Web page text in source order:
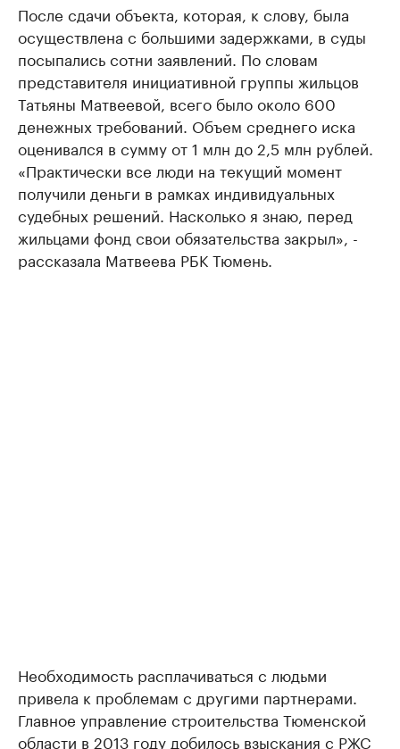
После сдачи объекта, которая, к слову, была
осуществлена с большими задержками, в суды
посыпались сотни заявлений. По словам
представителя инициативной группы жильцов
Татьяны Матвеевой, всего было около 600
денежных требований. Объем среднего иска
оценивался в сумму от 1 млн до 2,5 млн рублей.
«Практически все люди на текущий момент
получили деньги в рамках индивидуальных
судебных решений. Насколько я знаю, перед
жильцами фонд свои обязательства закрыл», -
рассказала Матвеева РБК Тюмень.
Необходимость расплачиваться с людьми
привела к проблемам с другими партнерами.
Главное управление строительства Тюменской
области в 2013 году добилось взыскания с РЖС